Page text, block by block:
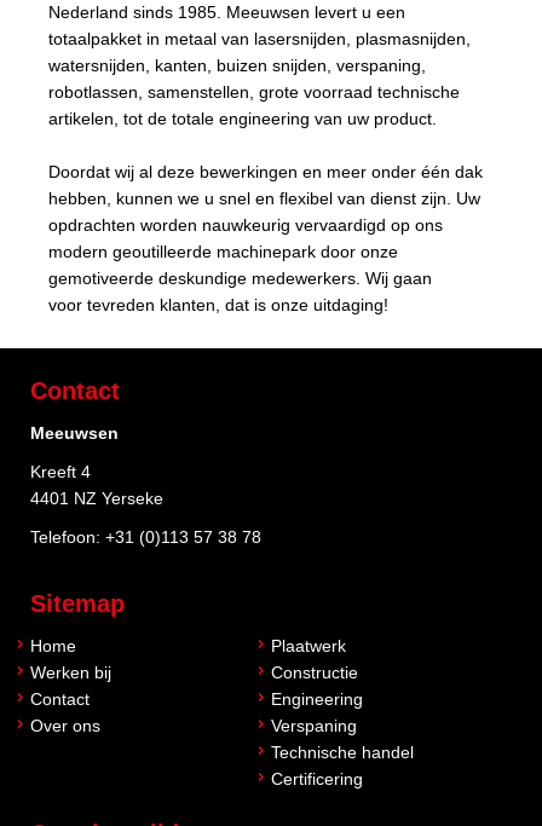
Nederland sinds 1985. Meeuwsen levert u een
totaalpakket in metaal van lasersnijden, plasmasnijden,
watersnijden, kanten, buizen snijden, verspaning,
robotlassen, samenstellen, grote voorraad technische
artikelen, tot de totale engineering van uw product.
Doordat wij al deze bewerkingen en meer onder één dak
hebben, kunnen we u snel en flexibel van dienst zijn. Uw
opdrachten worden nauwkeurig vervaardigd op ons
modern geoutilleerde machinepark door onze
gemotiveerde deskundige medewerkers. Wij gaan
voor tevreden klanten, dat is onze uitdaging!
Contact
Meeuwsen
Kreeft 4
4401 NZ Yerseke
Telefoon: +31 (0)113 57 38 78
Sitemap
Home
Werken bij
Contact
Over ons
Plaatwerk
Constructie
Engineering
Verspaning
Technische handel
Certificering